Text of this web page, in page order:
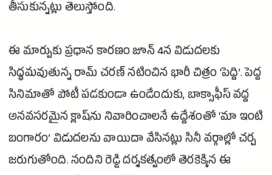
తీసుకున్నట్లు తెలుస్తోంది.
ఈ మార్పుకు ప్రధాన కారణంజూన్4న విడుదలకు
సిద్ధమవుతున్నరామ్ చరణ్నటించిన భారీ చిత్రం ‘పెద్ది’. పెద్ద
సినిమాతో పోటీ పడకుండా ఉండేందుకు, బాక్సాఫీస్ వద్ద
అనవసరమైన క్లాష్‌ను నివారించాలనే ఉద్దేశంతో ‘మా ఇంటి
బంగారం’ విడుదలను వాయిదా వేసినట్లు సినీ వర్గాల్లో చర్చ
జరుగుతోంది.నందిని రెడ్డిదర్శకత్వంలో తెరకెక్కిన ఈ